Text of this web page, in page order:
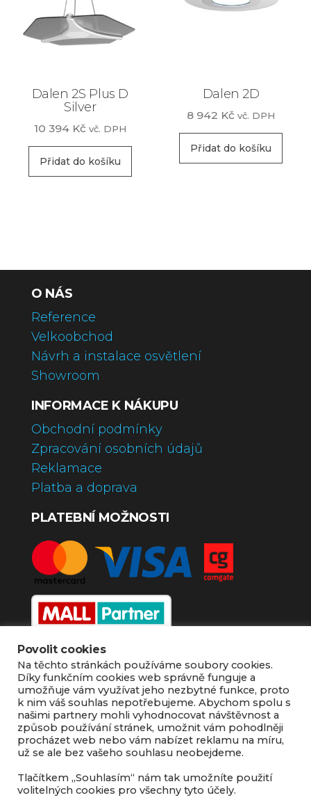
Dalen 2S Plus D
Silver
10 394 Kč vč. DPH
Přidat do košíku
Dalen 2D
8 942 Kč vč. DPH
Přidat do košíku
O NÁS
Reference
Velkoobchod
Návrh a instalace osvětlení
Showroom
INFORMACE K NÁKUPU
Obchodní podmínky
Zpracování osobních údajů
Reklamace
Platba a doprava
PLATEBNÍ MOŽNOSTI
KONTAKT
Dalen - Czech
Zengrova 131, 280 02 Kolín
+420 774 444 564
info@dalen-czech.cz
Povolit cookies
Na těchto stránkách používáme soubory cookies.
Díky funkčním cookies web správně funguje a
umožňuje vám využívat jeho nezbytné funkce, proto
k nim váš souhlas nepotřebujeme. Abychom spolu s
našimi partnery mohli vyhodnocovat návštěvnost a
způsob používání stránek, umožnit vám pohodlněji
procházet web nebo vám nabízet reklamu na míru,
už se ale bez vašeho souhlasu neobejdeme.
Tlačítkem „Souhlasím“ nám tak umožníte použití
volitelných cookies pro všechny tyto účely.